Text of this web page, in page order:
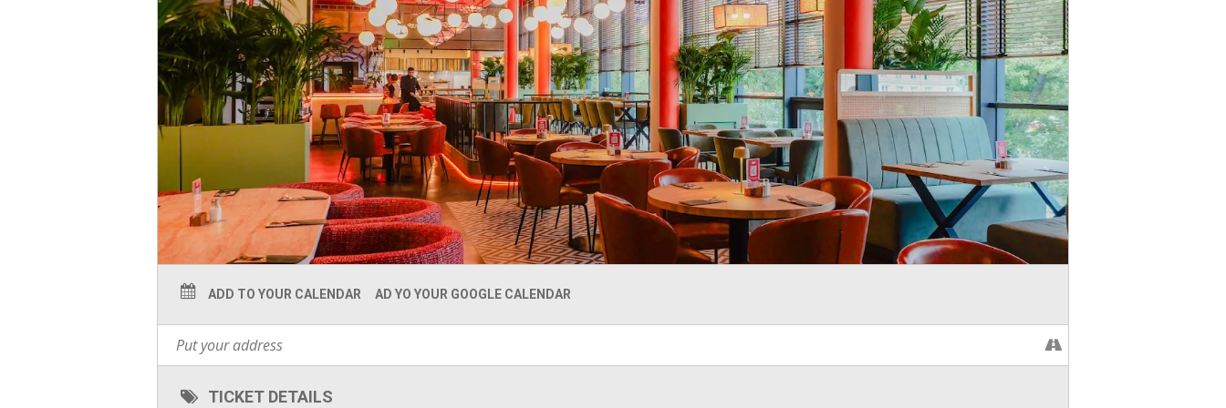
ADD TO YOUR CALENDAR AD YO YOUR GOOGLE CALENDAR
TICKET DETAILS